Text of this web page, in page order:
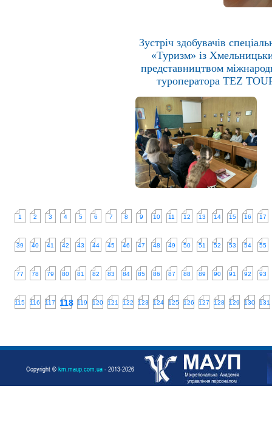
Зустріч здобувачів
«Туризм» із
представництвом
туроператора TEZ
1 2 3 4 5 6 7 8 9 10 11 12 13 14 15 16 17
39 40 41 42 43 44 45 46 47 48 49 50 51 52 53 54 55
77 78 79 80 81 82 83 84 85 86 87 88 89 90 91 92 93
115 116 117 118 119 120 121 122 123 124 125 126 127 128 129 130 131
Copyright © km.maup.com.ua - 2013-2026